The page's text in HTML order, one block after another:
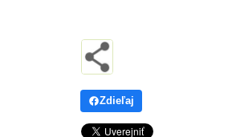
Zdieľaj